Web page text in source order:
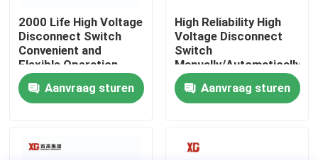
Contacteer ons
Verzoek om een Citaat
2000 Life High Voltage
Disconnect Switch
Convenient and
Flexible Operation
Aanvraag sturen
High Reliability High
Voltage Disconnect
Switch
Manually/Automatically
Operated 3 Units for 1
Set EXW Trade Terms
Aanvraag sturen